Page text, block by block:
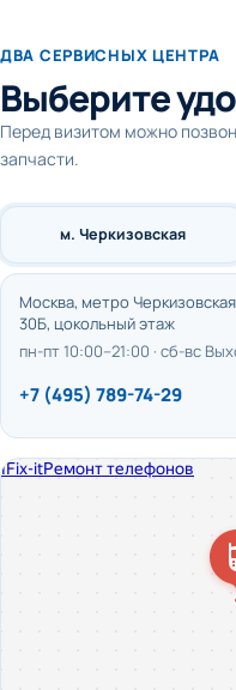
ДВА СЕРВИСНЫХ ЦЕНТРА
Выберите
Перед визитом можно
запчасти.
м. Черкизовская
Москва, метро
30Б, цокольный этаж
пн-пт 10:00–21:00 · сб-вс
+7 (495) 789-74-29